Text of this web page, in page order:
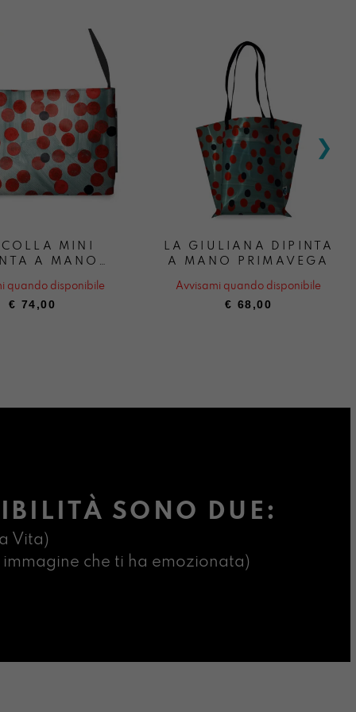
MINI
A MANO
quando disponibile
€ 74,00
LA GIULIANA DIPINTA
A MANO PRIMAVEGA
Avvisami quando disponibile
€ 68,00
SONO DUE:
Vita)
che ti ha emozionata)